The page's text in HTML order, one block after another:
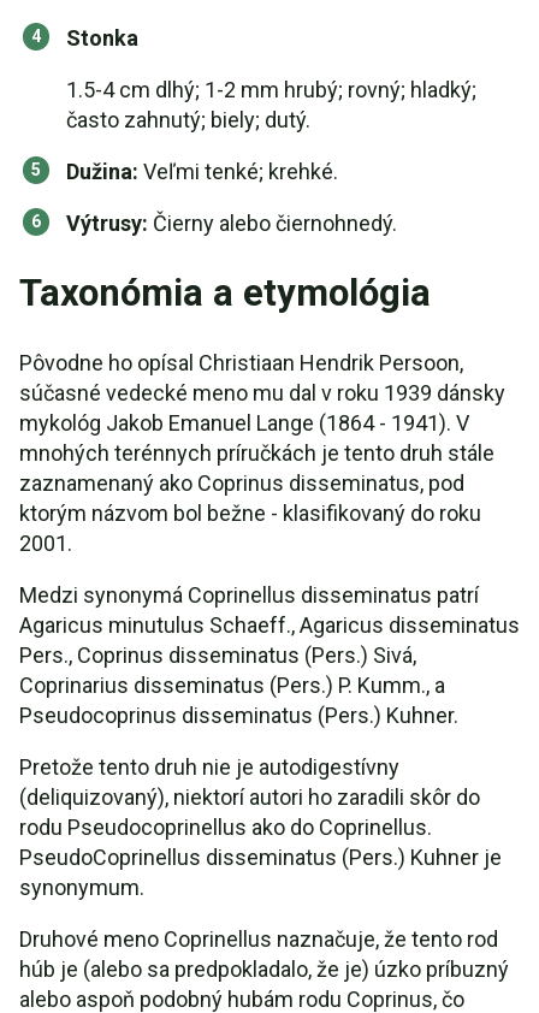
Stonka
1.5-4 cm dlhý; 1-2 mm hrubý; rovný; hladký;
často zahnutý; biely; dutý.
Dužina: Veľmi tenké; krehké.
Výtrusy: Čierny alebo čiernohnedý.
Taxonómia a etymológia
Pôvodne ho opísal Christiaan Hendrik Persoon,
súčasné vedecké meno mu dal v roku 1939 dánsky
mykológ Jakob Emanuel Lange (1864 - 1941). V
mnohých terénnych príručkách je tento druh stále
zaznamenaný ako Coprinus disseminatus, pod
ktorým názvom bol bežne - klasifikovaný do roku
2001.
Medzi synonymá Coprinellus disseminatus patrí
Agaricus minutulus Schaeff., Agaricus disseminatus
Pers., Coprinus disseminatus (Pers.) Sivá,
Coprinarius disseminatus (Pers.) P. Kumm., a
Pseudocoprinus disseminatus (Pers.) Kuhner.
Pretože tento druh nie je autodigestívny
(deliquizovaný), niektorí autori ho zaradili skôr do
rodu Pseudocoprinellus ako do Coprinellus.
PseudoCoprinellus disseminatus (Pers.) Kuhner je
synonymum.
Druhové meno Coprinellus naznačuje, že tento rod
húb je (alebo sa predpokladalo, že je) úzko príbuzný
alebo aspoň podobný hubám rodu Coprinus, čo